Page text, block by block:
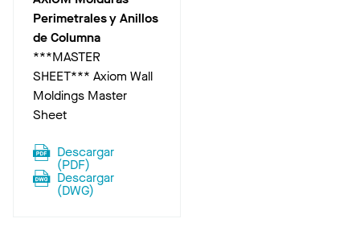
Perimetrales y Anillos
de Columna
***MASTER
SHEET*** Axiom Wall
Moldings Master
Sheet
Descargar
(PDF)
Descargar
(DWG)